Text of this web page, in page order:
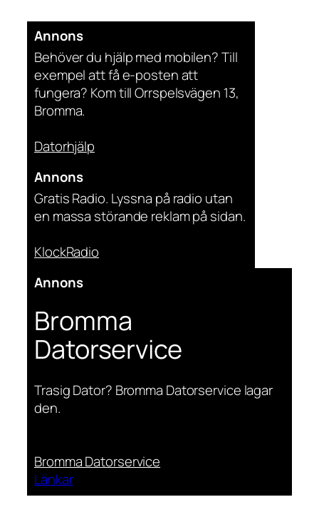
Annons
Behöver du hjälp med mobilen? Till
exempel att få e-posten att
fungera? Kom till Orrspelsvägen 13,
Bromma.
Datorhjälp
Annons
Gratis Radio. Lyssna på radio utan
en massa störande reklam på sidan.
KlockRadio
Annons
Bromma
Datorservice
Trasig Dator? Bromma Datorservice lagar
den.
Bromma Datorservice
Länkar